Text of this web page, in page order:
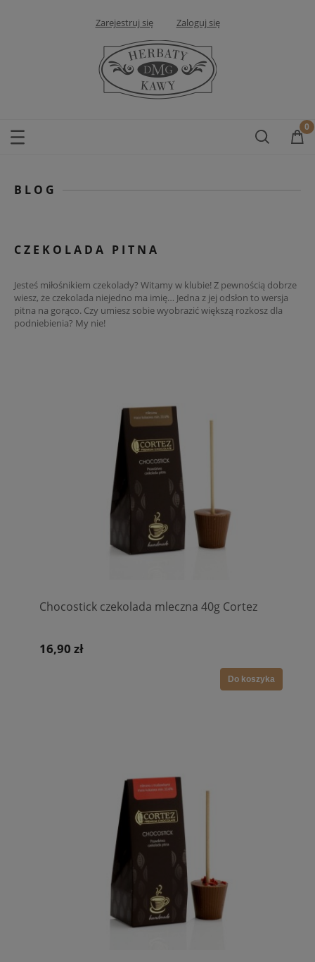
Zarejestruj się Zaloguj się
BLOG
CZEKOLADA PITNA
Jesteś miłośnikiem czekolady? Witamy w klubie! Z pewnością dobrze
wiesz, że czekolada niejedno ma imię… Jedna z jej odsłon to wersja
pitna na gorąco. Czy umiesz sobie wyobrazić większą rozkosz dla
podniebienia? My nie!
Chocostick czekolada mleczna 40g Cortez
16,90 zł
Do koszyka